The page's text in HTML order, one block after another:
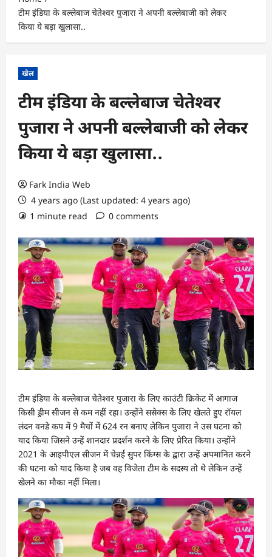
टीम इंडिया के बल्लेबाज चेतेश्वर पुजारा ने अपनी बल्लेबाजी को लेकर
किया ये बड़ा खुलासा..
खेल
टीम इंडिया के बल्लेबाज चेतेश्वर
पुजारा ने अपनी बल्लेबाजी को लेकर
किया ये बड़ा खुलासा..
Fark India Web
4 years ago (Last updated: 4 years ago)
1 minute read
0 comments
टीम इंडिया के बल्लेबाज चेतेश्वर पुजारा के लिए काउंटी क्रिकेट में आगाज
किसी ड्रीम सीजन से कम नहीं रहा। उन्होंने ससेक्स के लिए खेलते हुए रॉयल
लंदन वनडे कप में 9 मैचों में 624 रन बनाए लेकिन पुजारा ने उस घटना को
याद किया जिसने उन्हें शानदार प्रदर्शन करने के लिए प्रेरित किया। उन्होंने
2021 के आइपीएल सीजन में चेन्नई सुपर किंग्स के द्वारा उन्हें अपमानित करने
की घटना को याद किया है जब वह विजेता टीम के सदस्य तो थे लेकिन उन्हें
खेलने का मौका नहीं मिला।